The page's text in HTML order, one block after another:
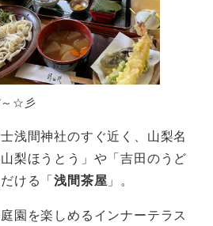
～☆彡
浅間神社のすぐ近く、山梨名
梨ほうとう」や「吉田のうど
ける「浅間茶屋 」。
園を楽しめるインナーテラス